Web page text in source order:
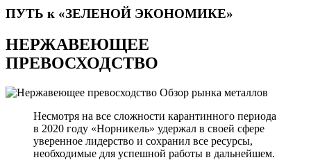
ПУТЬ к «ЗЕЛЕНОЙ ЭКОНОМИКЕ»
НЕРЖАВЕЮЩЕЕ
ПРЕВОСХОДСТВО
Обзор рынка металлов
Несмотря на все сложности карантинного периода
в 2020 году «Норникель» удержал в своей сфере
уверенное лидерство и сохранил все ресурсы,
необходимые для успешной работы в дальнейшем.